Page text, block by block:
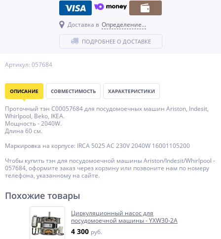
Артикул: 057684
Доставка в Определение...
ПОДРОБНЕЕ О ДОСТАВКЕ
ОПИСАНИЕ СОВМЕСТИМОСТЬ ХАРАКТЕРИСТИКИ
Проточный тэн C00057684 для посудомоечных машин Ariston, Indesit,
Whirlpool, Beko, IKEA.
Мощность - 2040W.
Длина 60 см.
Маркировка на корпусе: IRCA 5025 AC 230V 2040W 16001105200
Чтобы купить тэн для посудомоечной машины Ariston/Indesit/Whirlpool -
057684, оформите заказ через корзину или позвоните нам по номеру
телефона, указанному на сайте.
Похожие товары
Циркуляционный насос для
посудомоечной машины - YXW30-2A
4 300 руб.